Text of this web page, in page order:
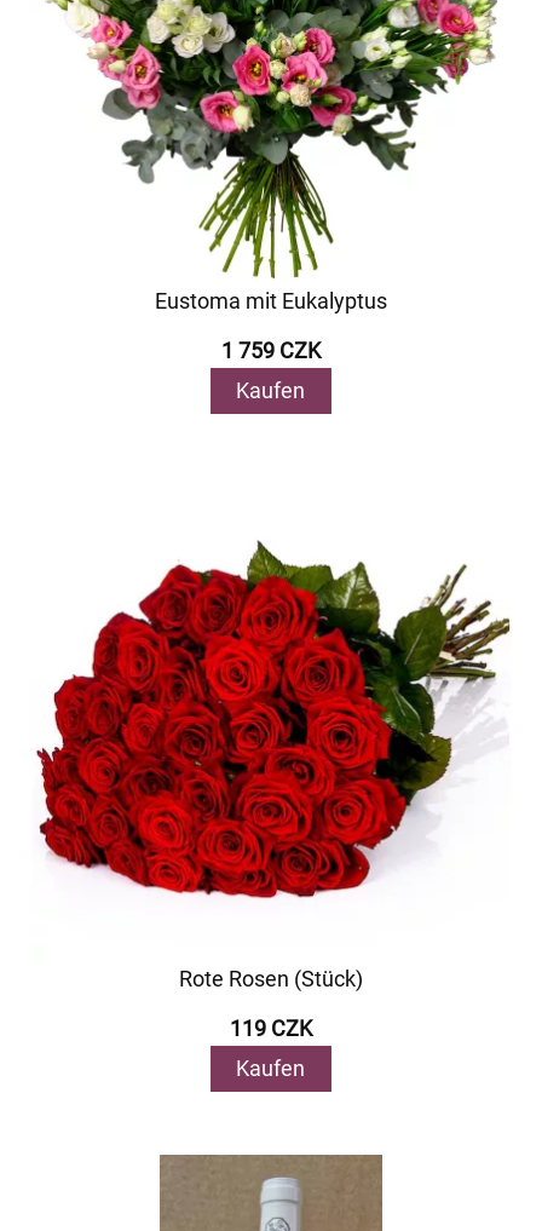
Eustoma mit Eukalyptus
1 759 CZK
Kaufen
Rote Rosen (Stück)
119 CZK
Kaufen